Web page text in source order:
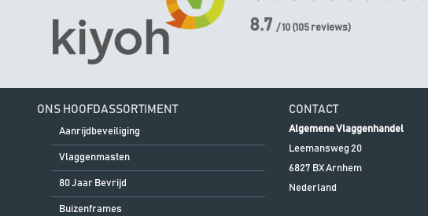
8.7/ 10 (105 reviews)
ONS HOOFDASSORTIMENT
Aanrijdbeveiliging
Vlaggenmasten
80 Jaar Bevrijd
Buizenframes
CONTACT
Algemene Vlaggenhandel
Leemansweg 20
6827 BXArnhem
Nederland